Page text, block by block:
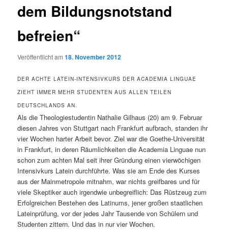
dem Bildungsnotstand
befreien“
Veröffentlicht am18. November 2012
DER ACHTE LATEIN-INTENSIVKURS DER ACADEMIA LINGUAE
ZIEHT IMMER MEHR STUDENTEN AUS ALLEN TEILEN
DEUTSCHLANDS AN.
Als die Theologiestudentin Nathalie Gilhaus (20) am 9. Februar
diesen Jahres von Stuttgart nach Frankfurt aufbrach, standen ihr
vier Wochen harter Arbeit bevor. Ziel war die Goethe-Universität
in Frankfurt, in deren Räumlichkeiten die Academia Linguae nun
schon zum achten Mal seit ihrer Gründung einen vierwöchigen
Intensivkurs Latein durchführte. Was sie am Ende des Kurses
aus der Mainmetropole mitnahm, war nichts greifbares und für
viele Skeptiker auch irgendwie unbegreiflich: Das Rüstzeug zum
Erfolgreichen Bestehen des Latinums, jener großen staatlichen
Lateinprüfung, vor der jedes Jahr Tausende von Schülern und
Studenten zittern. Und das in nur vier Wochen.